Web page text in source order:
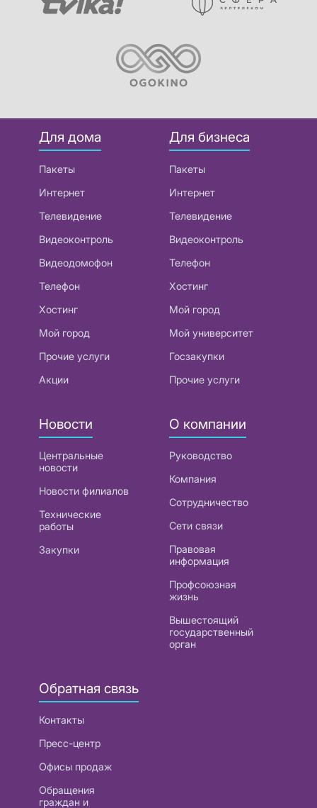
Для дома
Пакеты
Интернет
Телевидение
Видеоконтроль
Видеодомофон
Телефон
Хостинг
Мой город
Прочие услуги
Акции
Для бизнеса
Пакеты
Интернет
Телевидение
Видеоконтроль
Телефон
Хостинг
Мой город
Мой университет
Госзакупки
Прочие услуги
Новости
Центральные
новости
Новости филиалов
Технические
работы
Закупки
О компании
Руководство
Компания
Сотрудничество
Сети связи
Правовая
информация
Профсоюзная
жизнь
Вышестоящий
государственный
орган
Обратная связь
Контакты
Пресс-центр
Офисы продаж
Обращения
граждан и